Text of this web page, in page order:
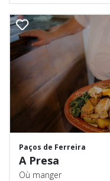
Paços de Ferreira
A Presa
Où manger